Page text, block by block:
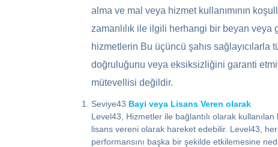
alma ve mal veya hizmet kullanımının
zamanlılık ile ilgili herhangi bir beyan veya
hizmetlerin Bu üçüncü şahıs
doğruluğunu veya eksiksizliğini garanti
mütevellisi değildir.
Seviye43 Bayi veya Lisans Veren olarak
Level43, Hizmetler ile bağlantılı olarak kullanılan
lisans vereni olarak hareket edebilir. Level43,
performansını başka bir şekilde etkilemesine